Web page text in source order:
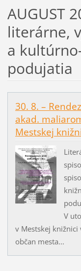
AUGUST
literárne,
a
podujatia
30. 8. –
akad.
Mestskej
V
v Mestskej
občan mesta...